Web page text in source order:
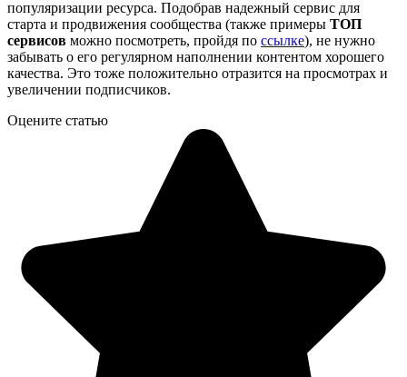
популяризации ресурса. Подобрав надежный сервис для
старта и продвижения сообщества (также примеры ТОП
сервисов можно посмотреть, пройдя по ссылке), не нужно
забывать о его регулярном наполнении контентом хорошего
качества. Это тоже положительно отразится на просмотрах и
увеличении подписчиков.
Оцените статью